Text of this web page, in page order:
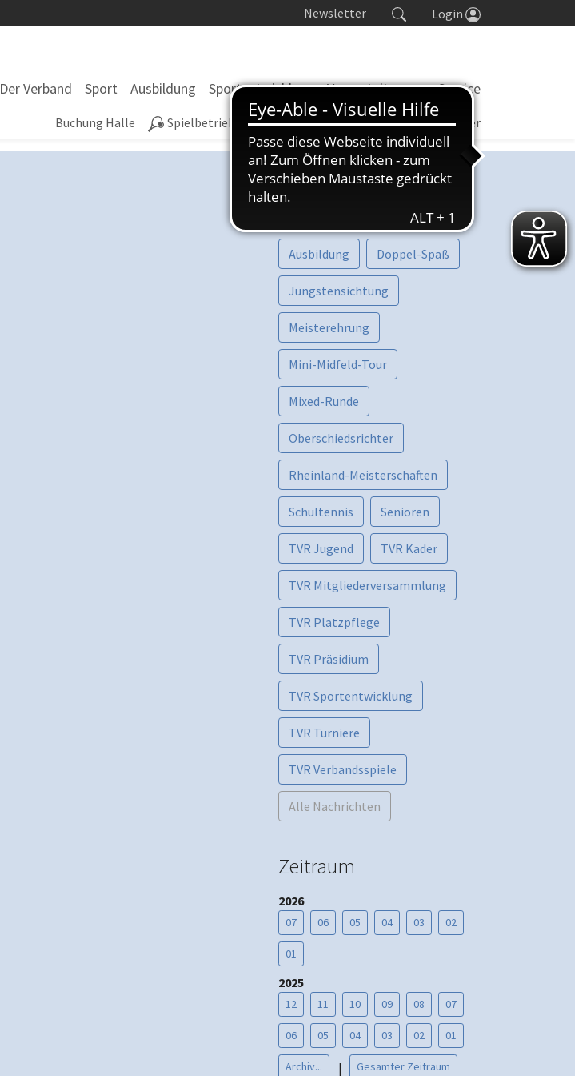
Newsletter Login
Der Verband Sport Ausbildung Sportentwicklung Veranstaltungen Service
Buchung Halle Spielbetrieb | TORP Turniere Seminarkalender
Kategorien
Ausbildung Doppel-Spaß
Jüngstensichtung
Meisterehrung
Mini-Midfeld-Tour
Mixed-Runde
Oberschiedsrichter
Rheinland-Meisterschaften
Schultennis Senioren
TVR Jugend TVR Kader
TVR Mitgliederversammlung
TVR Platzpflege
TVR Präsidium
TVR Sportentwicklung
TVR Turniere
TVR Verbandsspiele
Alle Nachrichten
Zeitraum
2026
07 06 05 04 03 02
01
2025
12 11 10 09 08 07
06 05 04 03 02 01
Archiv... | Gesamter Zeitraum